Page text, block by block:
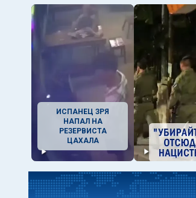
ИСПАНЕЦ ЗРЯ
НАПАЛ НА
РЕЗЕРВИСТА
ЦАХАЛА